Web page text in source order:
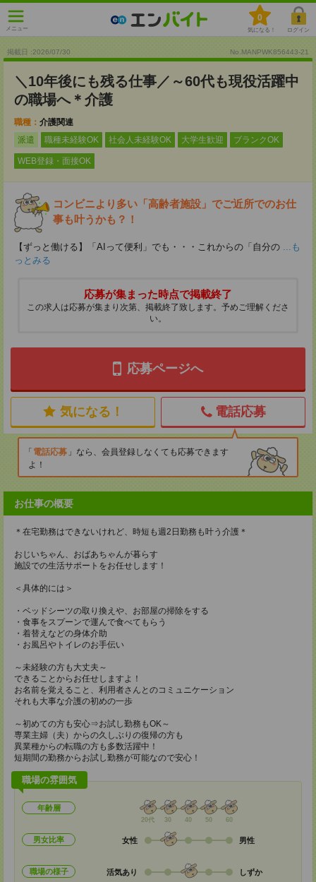
メニュー
0
気になる！ ログイン
掲載日 :2026/07/30 No.MANPWK856443-21
＼10年後にも残る仕事／～60代も現役活躍中
の職場へ＊介護
職種： 介護関連
派遣
職種未経験OK 社会人未経験OK 大学生歓迎 ブランクOK
WEB登録・面接OK
コンビニより多い「高齢者施設」でご近所でのお仕
事も叶うかも？！
【ずっと働ける】「AIって便利」でも・・・これからの「自分の ...も
っとみる
応募が集まった時点で掲載終了
この求人は応募が集まり次第、掲載終了致します。予めご理解くださ
い。
応募ページへ
気になる！ 電話応募
電話応募
なら、会員登録しなくても応募できます
よ！
お仕事の概要
＊在宅勤務はできないけれど、時短も週2日勤務も叶う介護＊
おじいちゃん、おばあちゃんが暮らす
施設での生活サポートをお任せします！
＜具体的には＞
・ベッドシーツの取り換えや、お部屋の掃除をする
・食事をスプーンで運んで食べてもらう
・着替えなどの身体介助
・お風呂やトイレのお手伝い
～未経験の方も大丈夫～
できることからお任せしますよ！
お名前を覚えること、利用者さんとのコミュニケーション
それも大事な介護の初めの一歩
～初めての方も安心⇒お試し勤務もOK～
専業主婦（夫）からの久しぶりの復帰の方も
異業種からの転職の方も多数活躍中！
短期間の勤務からお試し勤務が可能なので安心！
職場の雰囲気
年齢層
20代 30 40 50 60
男女比率 女性 男性
職場の様子 活気あり しずか